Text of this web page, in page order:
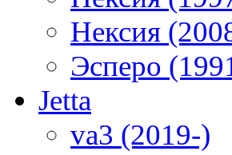
Нексия
Эсперо
Jetta
va3 (2019-)